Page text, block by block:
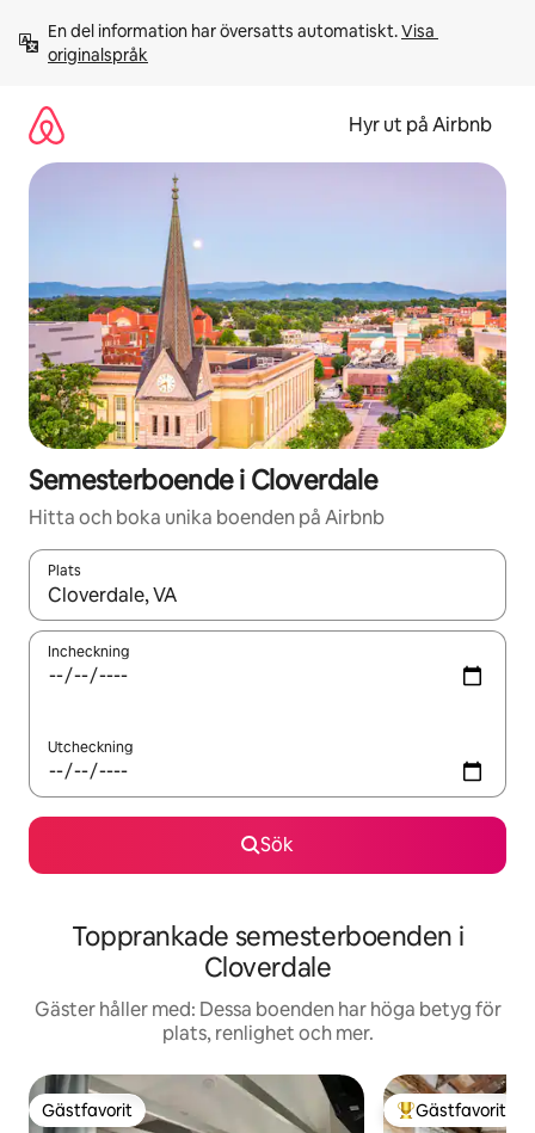
innehåll
En del information har översatts automatiskt. Visa
originalspråk
Hyr ut på Airbnb
Semesterboende i Cloverdale
Hitta och boka unika boenden på Airbnb
Plats
När resultaten är tillgängliga kan du navigera med upp- och
Incheckning
Utcheckning
Sök
Topprankade semesterboenden i
Cloverdale
Gäster håller med: Dessa boenden har höga betyg för
plats, renlighet och mer.
Gästfavorit
Gästfavorit Populär
Gästfavorit